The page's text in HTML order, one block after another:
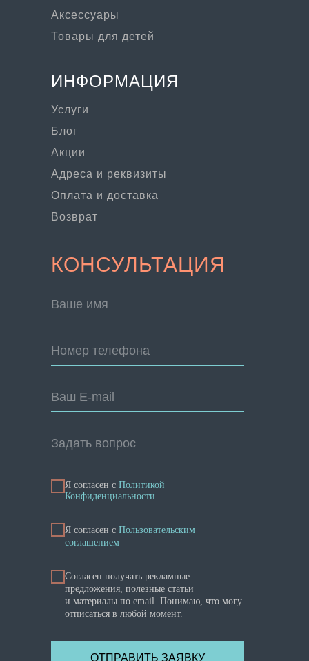
Аксессуары
Товары для детей
ИНФОРМАЦИЯ
Услуги
Адреса и реквизиты
КОНСУЛЬТАЦИЯ
Ваше имя
Номер телефона
Ваш E-mail
Задать вопрос
Я согласен с Политикой
Конфиденциальности
Я cогласен с Пользовательским
соглашением
Согласен получать рекламные
предложения, полезные статьи
и материалы по email. Понимаю, что могу
отписаться в любой момент.
ОТПРАВИТЬ ЗАЯВКУ
Оплата и доставка
Возврат
Блог
Акции